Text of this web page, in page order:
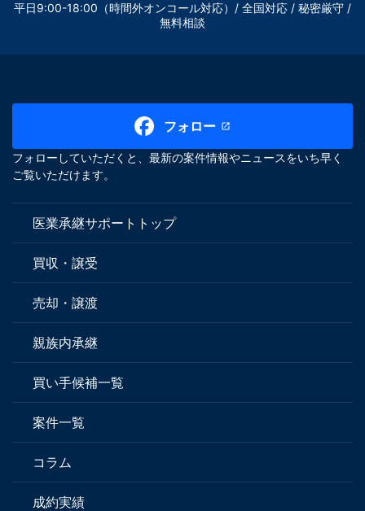
平日9:00-18:00（時間外オンコール対応）/ 全国対応 / 秘密厳守 /
無料相談
フォロー
フォローしていただくと、最新の案件情報やニュースをいち早く
ご覧いただけます。
医業承継サポートトップ
買収・譲受
売却・譲渡
親族内承継
買い手候補一覧
案件一覧
コラム
成約実績